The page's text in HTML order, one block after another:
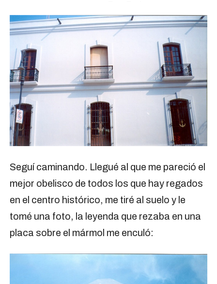
Seguí caminando. Llegué al que me pareció el
mejor obelisco de todos los que hay regados
en el centro histórico, me tiré al suelo y le
tomé una foto, la leyenda que rezaba en una
placa sobre el mármol me enculó: